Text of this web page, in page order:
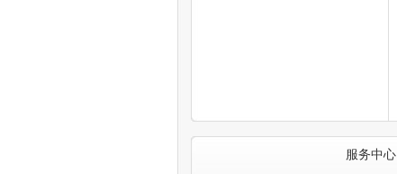
服务中心